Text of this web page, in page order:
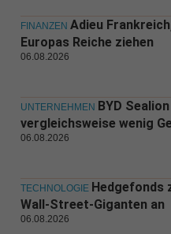
FINANZEN Adieu
Europas Reiche ziehen
06.08.2026
UNTERNEHMEN BYD
vergleichsweise wenig
06.08.2026
TECHNOLOGIE Hedgefonds
Wall-Street-Giganten an
06.08.2026